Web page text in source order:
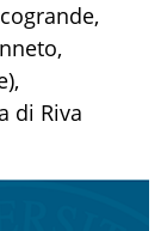
di Riva